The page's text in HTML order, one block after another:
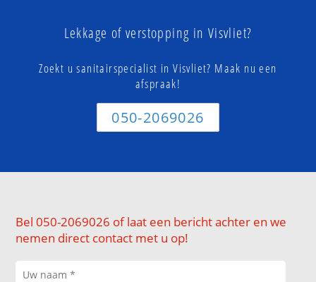
Lekkage of verstopping in Visvliet?
Zoekt u sanitairspecialist in Visvliet? Maak nu een
afspraak!
050-2069026
Bel 050-2069026 of laat een bericht achter en we
nemen direct contact met u op!